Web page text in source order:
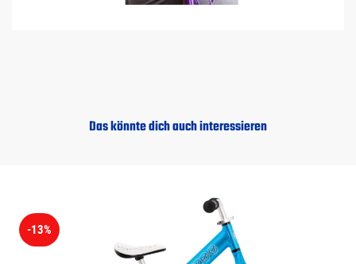
Das könnte dich auch interessieren
-13%